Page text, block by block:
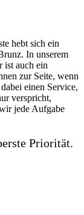
hebt sich ein
In unserem
ist auch ein
zur Seite, wenn
einen Service,
verspricht,
jede Aufgabe
Priorität.